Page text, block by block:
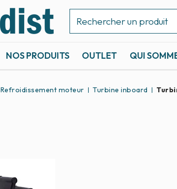
NOS PRODUITS OUTLET QUI
Refroidissement moteur Turbine inboard